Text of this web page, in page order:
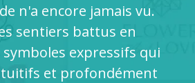
n'a encore jamais vu.
sentiers battus en
expressifs qui
et profondément